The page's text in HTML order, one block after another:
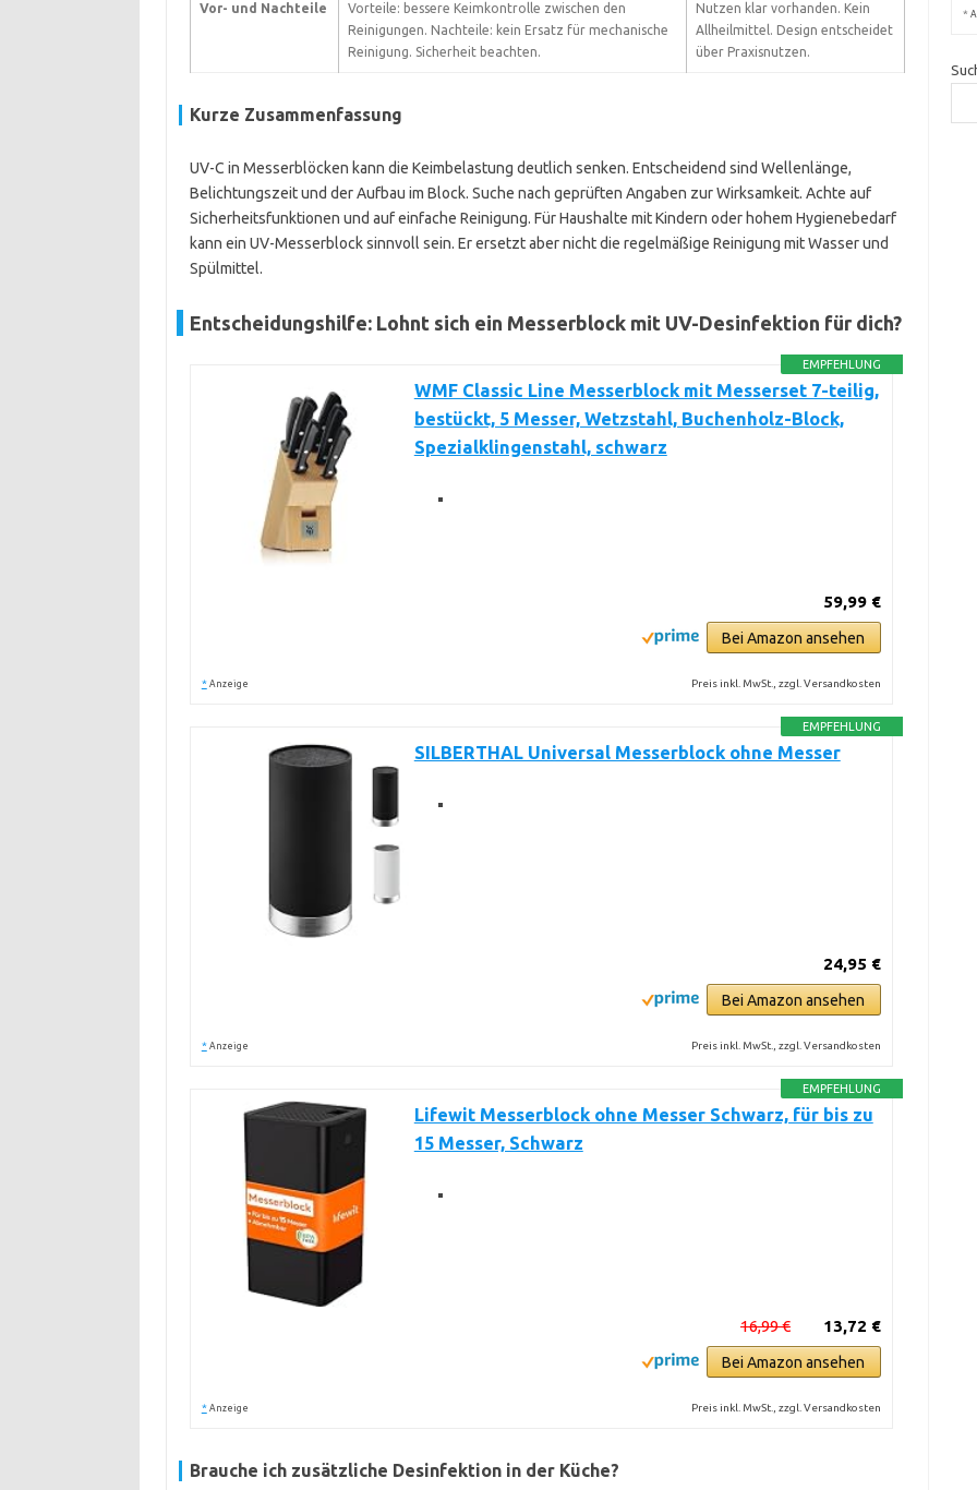
Vor- und Nachteile
Vorteile: bessere Keimkontrolle zwischen den
Reinigungen. Nachteile: kein Ersatz für mechanische
Reinigung. Sicherheit beachten.
Nutzen klar vorhanden. Kein
Allheilmittel. Design entscheidet
über Praxisnutzen.
Kurze Zusammenfassung
UV-C in Messerblöcken kann die Keimbelastung deutlich senken. Entscheidend sind Wellenlänge,
Belichtungszeit und der Aufbau im Block. Suche nach geprüften Angaben zur Wirksamkeit. Achte auf
Sicherheitsfunktionen und auf einfache Reinigung. Für Haushalte mit Kindern oder hohem Hygienebedarf
kann ein UV-Messerblock sinnvoll sein. Er ersetzt aber nicht die regelmäßige Reinigung mit Wasser und
Spülmittel.
Entscheidungshilfe: Lohnt sich ein Messerblock mit UV-Desinfektion für dich?
EMPFEHLUNG
WMF Classic Line Messerblock mit Messerset 7-teilig,
bestückt, 5 Messer, Wetzstahl, Buchenholz-Block,
Spezialklingenstahl, schwarz
59,99 €
Bei Amazon ansehen
* Anzeige Preis inkl. MwSt., zzgl. Versandkosten
EMPFEHLUNG
SILBERTHAL Universal Messerblock ohne Messer
24,95 €
Bei Amazon ansehen
* Anzeige Preis inkl. MwSt., zzgl. Versandkosten
EMPFEHLUNG
Lifewit Messerblock ohne Messer Schwarz, für bis zu
15 Messer, Schwarz
13,72 €
16,99 €
Bei Amazon ansehen
* Anzeige Preis inkl. MwSt., zzgl. Versandkosten
Brauche ich zusätzliche Desinfektion in der Küche?
*